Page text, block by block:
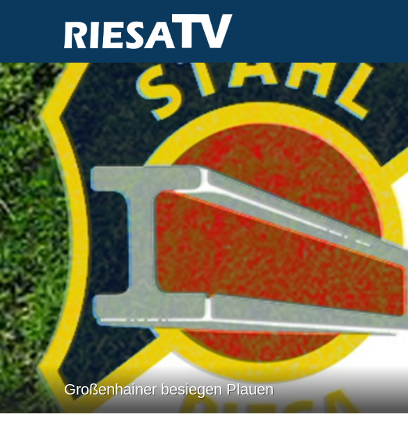
Großenhainer besiegen Plauen